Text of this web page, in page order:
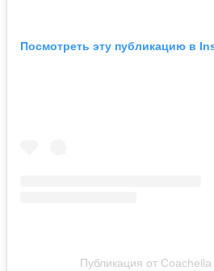
Посмотреть эту публикацию в
Публикация от